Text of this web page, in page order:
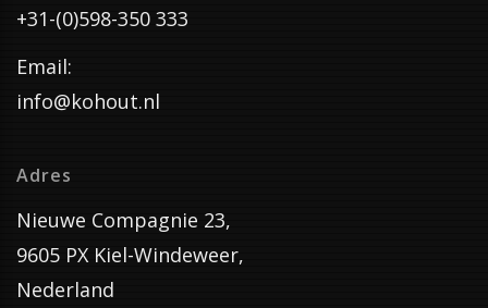
+31-(0)598-350 333
Email:
info@kohout.nl
Adres
Nieuwe Compagnie 23,
9605 PX Kiel-Windeweer,
Nederland